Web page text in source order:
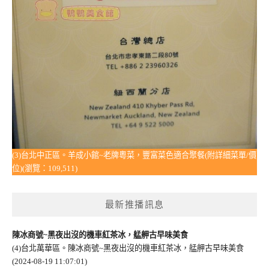
(3)台北中正區。羊成小館~老牌粵菜，豐富菜色適合聚餐(附詳細菜單/價
位)(瀏覽：109,511)
最新推播訊息
陳冰商號~黑夜出沒的機車紅茶冰，艋舺古早味美食
(4)台北萬華區。陳冰商號~黑夜出沒的機車紅茶冰，艋舺古早味美食
(2024-08-19 11:07:01)